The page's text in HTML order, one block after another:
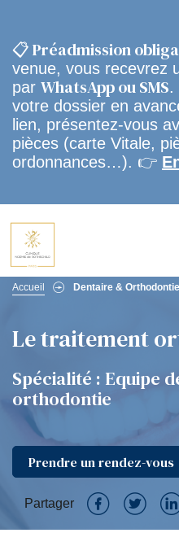
📋 Préadmission
venue, vous recevrez
par WhatsApp ou SMS.
votre dossier en
lien, présentez-vous
pièces (carte Vitale,
ordonnances…). 👉
Fil
d'Ariane
Accueil Dentaire & Orthodontie
Le traitement
Spécialité : Equipe
orthodontie
Prendre un rendez-vous
Partager
P
P
P